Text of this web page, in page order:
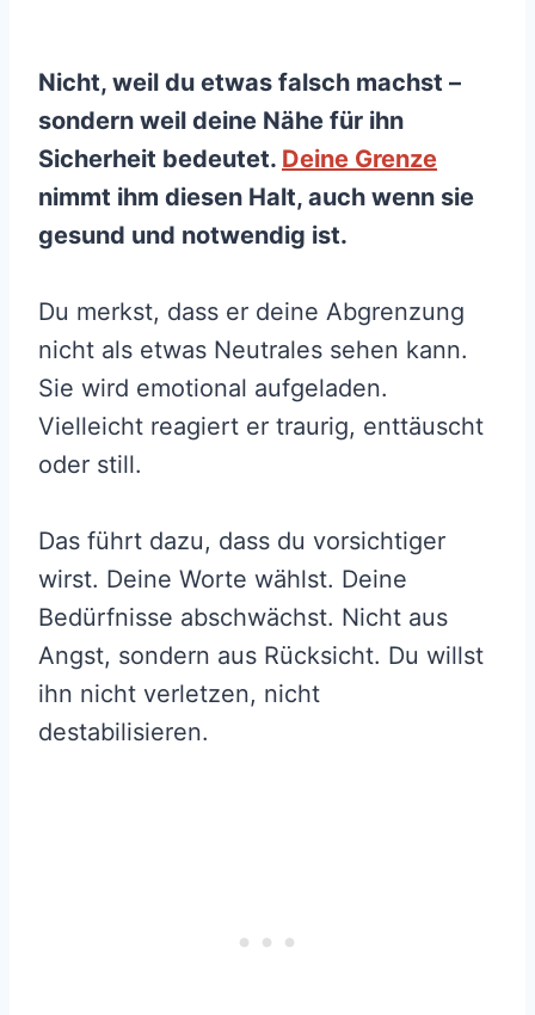
Nicht, weil du etwas falsch machst –
sondern weil deine Nähe für ihn
Sicherheit bedeutet. Deine Grenze
nimmt ihm diesen Halt, auch wenn sie
gesund und notwendig ist.
Du merkst, dass er deine Abgrenzung
nicht als etwas Neutrales sehen kann.
Sie wird emotional aufgeladen.
Vielleicht reagiert er traurig, enttäuscht
oder still.
Das führt dazu, dass du vorsichtiger
wirst. Deine Worte wählst. Deine
Bedürfnisse abschwächst. Nicht aus
Angst, sondern aus Rücksicht. Du willst
ihn nicht verletzen, nicht
destabilisieren.